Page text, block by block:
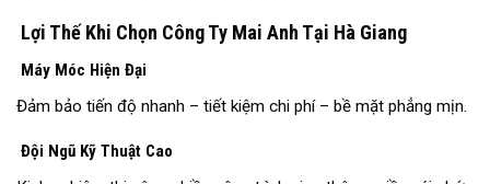
Lợi Thế Khi Chọn Công Ty Mai Anh Tại Hà Giang
Máy Móc Hiện Đại
Đảm bảo tiến độ nhanh – tiết kiệm chi phí – bề mặt phẳng mịn.
Đội Ngũ Kỹ Thuật Cao